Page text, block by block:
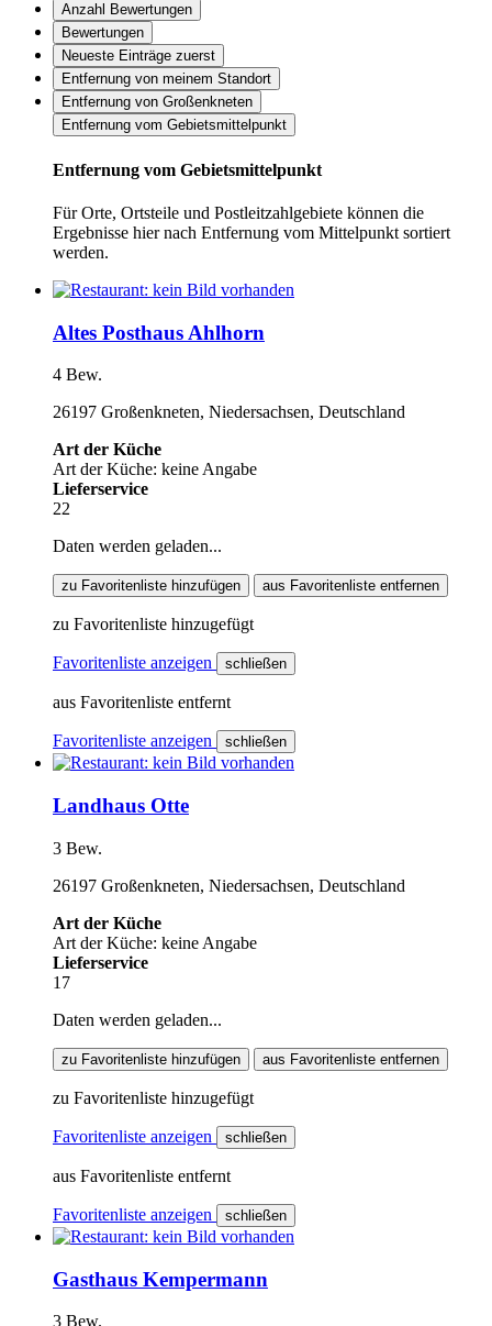
Anzahl Bewertungen
Bewertungen
Neueste Einträge zuerst
Entfernung von meinem Standort
Entfernung von Großenkneten
Entfernung vom Gebietsmittelpunkt
Entfernung vom Gebietsmittelpunkt
Für Orte, Ortsteile und Postleitzahlgebiete können die
Ergebnisse hier nach Entfernung vom Mittelpunkt sortiert
werden.
Altes Posthaus Ahlhorn
4 Bew.
26197 Großenkneten, Niedersachsen, Deutschland
Art der Küche
Art der Küche: keine Angabe
Lieferservice
22
Daten werden geladen...
zu Favoritenliste hinzufügen aus Favoritenliste entfernen
zu Favoritenliste hinzugefügt
Favoritenliste anzeigen schließen
aus Favoritenliste entfernt
Favoritenliste anzeigen schließen
Landhaus Otte
3 Bew.
26197 Großenkneten, Niedersachsen, Deutschland
Art der Küche
Art der Küche: keine Angabe
Lieferservice
17
Daten werden geladen...
zu Favoritenliste hinzufügen aus Favoritenliste entfernen
zu Favoritenliste hinzugefügt
Favoritenliste anzeigen schließen
aus Favoritenliste entfernt
Favoritenliste anzeigen schließen
Gasthaus Kempermann
3 Bew.